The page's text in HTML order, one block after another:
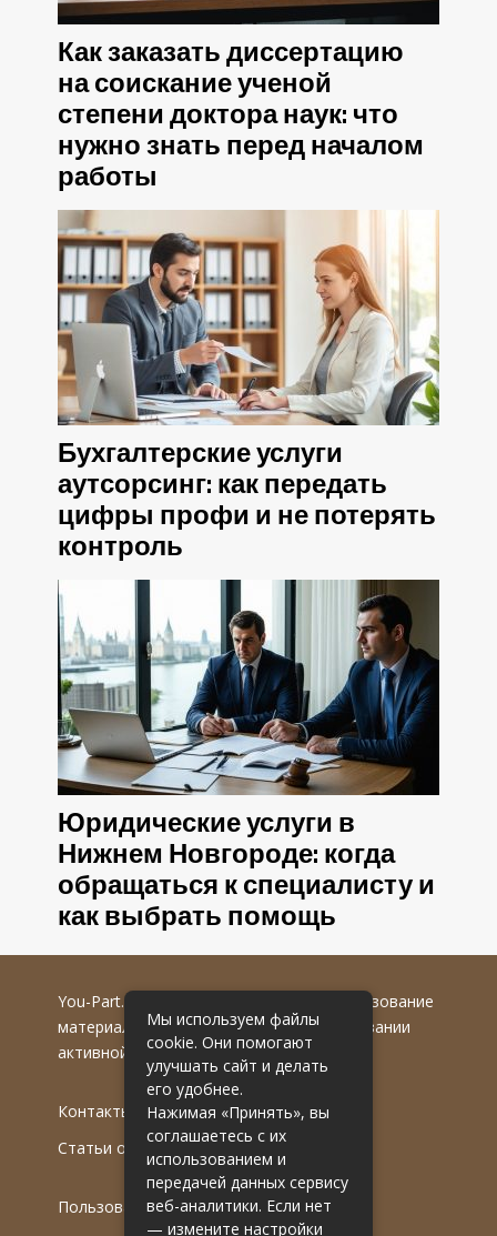
Как заказать диссертацию
на соискание ученой
степени доктора наук: что
нужно знать перед началом
работы
Бухгалтерские услуги
аутсорсинг: как передать
цифры профи и не потерять
контроль
Юридические услуги в
Нижнем Новгороде: когда
обращаться к специалисту и
как выбрать помощь
You-Part.ru
© 2016-2022 гг. Любое использование
материалов допускается только при указании
активной гиперссылки на первоисточник.
Контакты
Статьи от эксперта
Пользовательское соглашение
Мы используем файлы
cookie. Они помогают
улучшать сайт и делать
его удобнее.
Нажимая «Принять», вы
соглашаетесь с их
использованием и
передачей данных сервису
веб-аналитики. Если нет
— измените настройки